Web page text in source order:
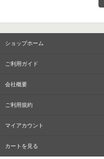
ショップホーム
ご利用ガイド
会社概要
ご利用規約
マイアカウント
カートを見る